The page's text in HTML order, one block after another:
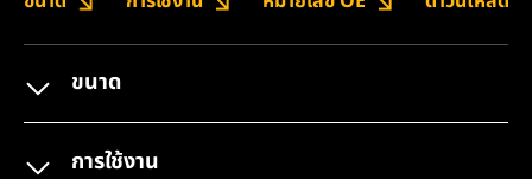
ขนาด
การใช้งาน